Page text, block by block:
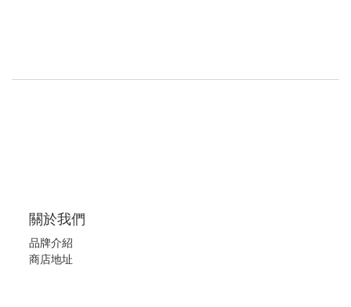
關於我們
品牌介紹
商店地址